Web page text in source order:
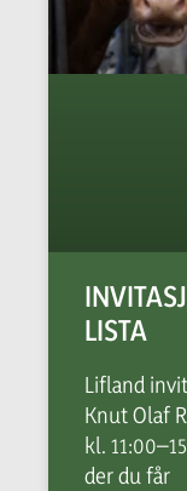
LISTA
Lifland
Knut Olaf
kl.
der du får